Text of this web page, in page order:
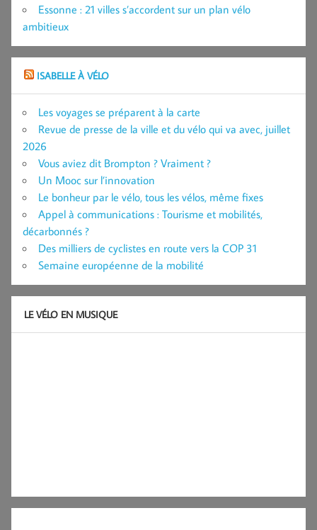
Essonne : 21 villes s’accordent sur un plan vélo
ambitieux
ISABELLE À VÉLO
Les voyages se préparent à la carte
Revue de presse de la ville et du vélo qui va avec, juillet
2026
Vous aviez dit Brompton ? Vraiment ?
Un Mooc sur l’innovation
Le bonheur par le vélo, tous les vélos, même fixes
Appel à communications : Tourisme et mobilités,
décarbonnés ?
Des milliers de cyclistes en route vers la COP 31
Semaine européenne de la mobilité
LE VÉLO EN MUSIQUE